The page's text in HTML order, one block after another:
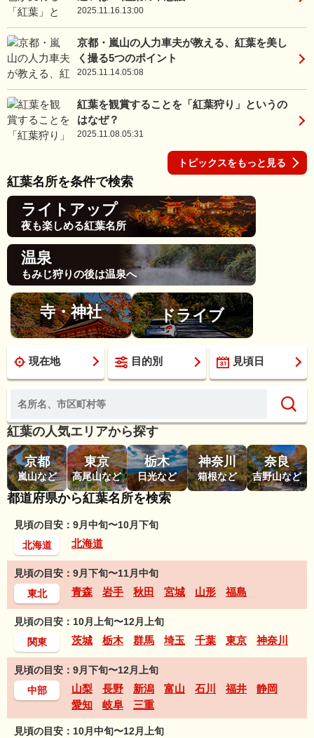
2025.11.16.13:00
京都・嵐山の人力車夫が教える、紅葉を美し
く撮る5つのポイント
2025.11.14.05:08
紅葉を観賞することを「紅葉狩り」というの
はなぜ？
2025.11.08.05:31
トピックスをもっと見る
紅葉名所を条件で検索
ライトアップ
夜も楽しめる紅葉名所
温泉
もみじ狩りの後は温泉へ
寺・神社 ドライブ
現在地 目的別 見頃日
紅葉の人気エリアから探す
京都
嵐山など
東京
高尾山など
栃木
日光など
神奈川
箱根など
奈良
吉野山など
都道府県から紅葉名所を検索
見頃の目安：9月中旬〜10月下旬
北海道
北海道
見頃の目安：9月下旬〜11月中旬
東北
青森 岩手 秋田 宮城 山形 福島
見頃の目安：10月上旬〜12月上旬
関東
茨城 栃木 群馬 埼玉 千葉 東京 神奈川
見頃の目安：9月下旬〜12月上旬
中部
山梨 長野 新潟 富山 石川 福井
静岡
愛知
岐阜 三重
見頃の目安：10月中旬〜12月上旬